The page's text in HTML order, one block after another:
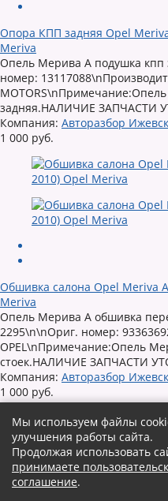
Опора КПП задняя Opel
Meriva
Опель Мерива А подушка кпп
номер:
задняя.НАЛИЧИЕ ЗАПЧАСТИ
Компания: Авторазбор
1 000 руб.
Обшивка салона Opel Meriva
Meriva
Опель Мерива А обшивка
2295\n\nОриг. номер:
OPEL\nПримечание:Опель
стоек.НАЛИЧИЕ ЗАПЧАСТИ
Компания: Авторазбор
1 000 руб.
12
Мы используем файлы
улучшения работы сайта.
Продолжая использовать
принимаете
соглашение.
© 2015-2026 CARKYSHA.RU